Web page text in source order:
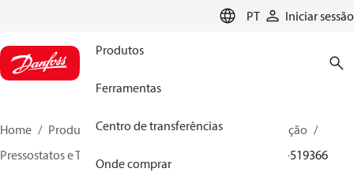
PT Iniciar sessão
Produtos
Ferramentas
Centro de transferências
Onde comprar
Home Produtos
Soluções climáticas para refrigeração
Pressostatos e Termostatos
017-519366